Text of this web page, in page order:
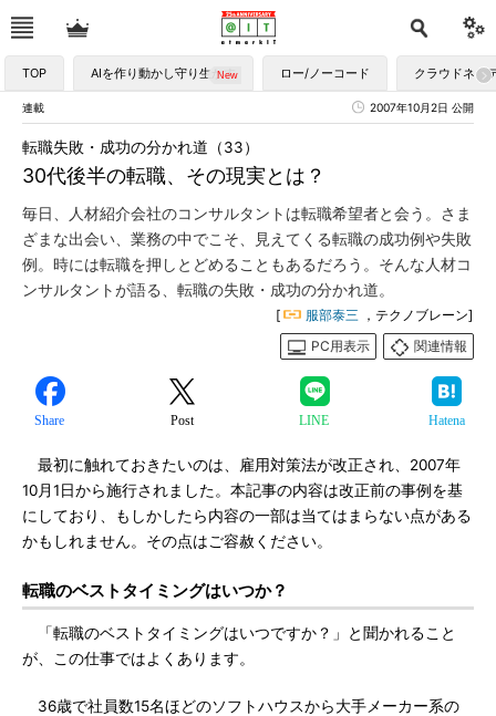
TOP AIを作り動かし守り生かす ロー/ノーコード クラウドネイ
連載 2007年10月2日 公開
30代後半の転職、その現実とは？
転職失敗・成功の分かれ道（33）
毎日、人材紹介会社のコンサルタントは転職希望者と会う。さま
ざまな出会い、業務の中でこそ、見えてくる転職の成功例や失敗
例。時には転職を押しとどめることもあるだろう。そんな人材コ
ンサルタントが語る、転職の失敗・成功の分かれ道。
[ 服部泰三 ，テクノブレーン]
PC用表示
関連情報
Share Post LINE Hatena
最初に触れておきたいのは、雇用対策法が改正され、2007年
10月1日から施行されました。本記事の内容は改正前の事例を基
にしており、もしかしたら内容の一部は当てはまらない点がある
かもしれません。その点はご容赦ください。
転職のベストタイミングはいつか？
「転職のベストタイミングはいつですか？」と聞かれること
が、この仕事ではよくあります。
36歳で社員数15名ほどのソフトハウスから大手メーカー系の